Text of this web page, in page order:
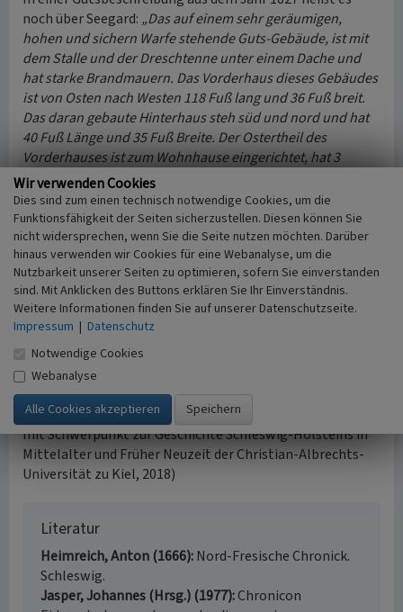
noch über Seegard: „Das auf einem sehr geräumigen,
hohen und sichern Warfe stehende Guts-Gebäude, ist mit
dem Stalle und der Dreschtenne unter einem Dache und
hat starke Brandmauern. Das Vorderhaus dieses Gebäudes
ist von Osten nach Westen 118 Fuß lang und 36 Fuß breit.
Das daran gebaute Hinterhaus steh süd und nord und hat
40 Fuß Länge und 35 Fuß Breite. Der Ostertheil des
Vorderhauses ist zum Wohnhause eingerichtet, hat 3
Stuben mit eisernen Oefen, einen sehr geräumigen Saal,
eine Kammer, eine Speisekammer, Küche, Keller und zwei
Dienstbotenstuben. Der Stall hat Raum für 11 Pferde und
28 Stück Hornvieh. Die Tenne ist mit einer Pforte zum
Einfahren des Korns versehen. Ausser diesem Wohn- und
Wirtschafts-Gebäude ist auch noch auf dem Warf ein
Backhaus, 29 Fuß lang und 18 Fuß breit, vorhanden. Sonst
befinden sich daselbst keine Nebengebäude ... Die
Warftstelle ist mit einem Graben umgeben, der früher als
Fischteich benutzt worden ist, ...“
(2015), Gutshöfe, S. 538).
(Jens Boye Volquartz, Abteilung für Regionalgeschichte
mit Schwerpunkt zur Geschichte Schleswig-Holsteins in
Mittelalter und Früher Neuzeit der Christian-Albrechts-
Universität zu Kiel, 2018)
Literatur
Heimreich, Anton (1666) Nord-Fresische Chronick.
Schleswig.
Jasper, Johannes (Hrsg.) (1977) Chronicon
Wir verwenden Cookies
Dies sind zum einen technisch notwendige Cookies, um die
Funktionsfähigkeit der Seiten sicherzustellen. Diesen können Sie
nicht widersprechen, wenn Sie die Seite nutzen möchten. Darüber
hinaus verwenden wir Cookies für eine Webanalyse, um die
Nutzbarkeit unserer Seiten zu optimieren, sofern Sie einverstanden
sind. Mit Anklicken des Buttons erklären Sie Ihr Einverständnis.
Weitere Informationen finden Sie auf unserer Datenschutzseite.
Impressum | Datenschutz
Notwendige Cookies
Webanalyse